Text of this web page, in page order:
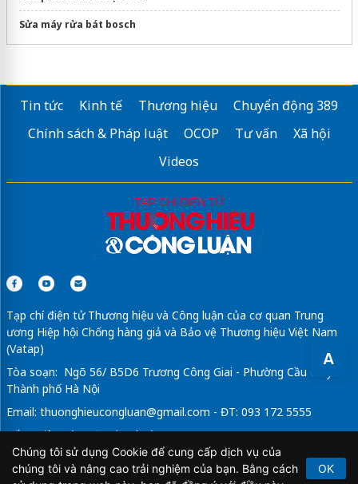
A
Sửa máy rửa bát bosch
Tin tức Kinh tế Thương hiệu
Chuyển động 389
Chính sách & Pháp luật
OCOP Tư vấn
Xã hội
Videos
Tạp chí điện tử Thương hiệu và Công luận của cơ quan Trung
ương Hiệp hội Chống hàng giả và Bảo vệ Thương hiệu Việt Nam
(Vatap)
Tòa soạn: Ngõ 56/ B5D6 Trương Công Giai - Phường Cầu Giấy -
Thành phố Hà Nội
Email: thuonghieucongluan@gmail.com - ĐT: 093 172 5555
Tổng Biên Tập: Vũ Đức Thuận
Giấy phép hoạt động báo chí điện tử số 64/GP-BTTTT do Bộ
Thông tin và Truyền thông cấp ngày 21/2/2020.
Chúng tôi sử dụng Cookie để cung cấp dịch vụ của
chúng tôi và nâng cao trải nghiệm của bạn. Bằng cách
OK